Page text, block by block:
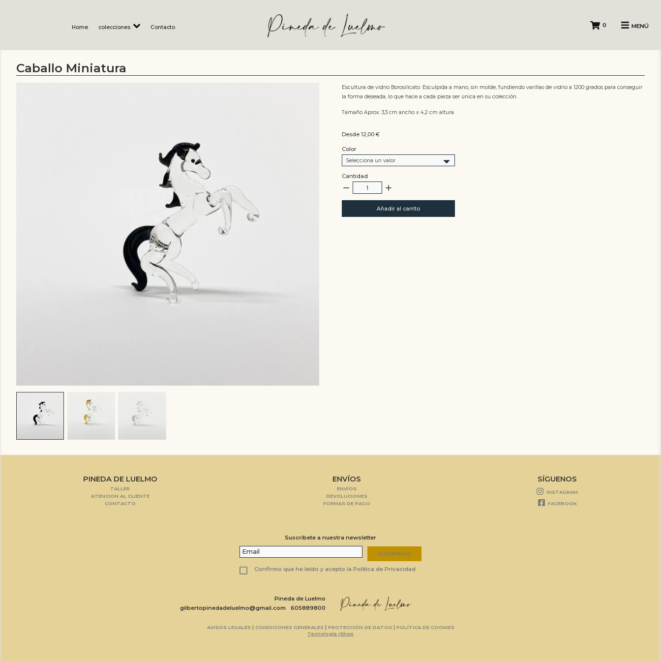
Home colecciones Contacto 0 MENÚ
Caballo Miniatura
Escultura de vidrio Borosilicato. Esculpida a mano, sin molde, fundiendo varillas de vidrio a 1200 grados para conseguir
la forma deseada, lo que hace a cada pieza ser única en su colección.
Tamaño Aprox: 3,3 cm ancho x 4,2 cm altura
Desde 12,00€
Color
Selecciona un valor
Cantidad
Añadir al carrito
PINEDA DE LUELMO
TALLER
ATENCION AL CLIENTE
CONTACTO
ENVÍOS
ENVÍOS
DEVOLUCIONES
FORMAS DE PAGO
SÍGUENOS
INSTAGRAM
FACEBOOK
Suscríbete a nuestra newsletter
SUSCRÍBEME
Confirmo que he leído y acepto la Política de Privacidad
Pineda de Luelmo
gilbertopinedadeluelmo@gmail.com
605889800
AVISOS LEGALES| CONDICIONES GENERALES| PROTECCIÓN DE DATOS| POLÍTICA DE COOKIES
Tecnología jShop